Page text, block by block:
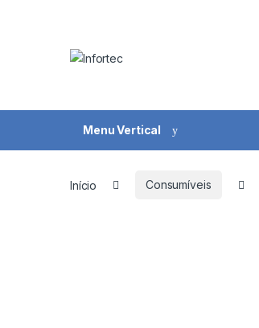
Menu Vertical
Início Consumíveis